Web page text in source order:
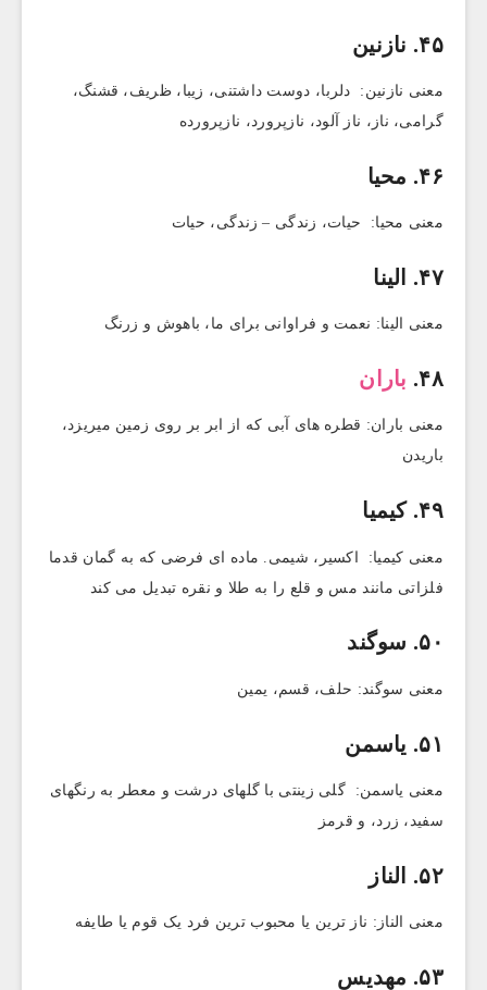
۴۵. نازنین
معنی نازنین: دلربا، دوست داشتنی، زیبا، ظریف، قشنگ،
گرامی، ناز، ناز آلود، نازپرورد، نازپرورده
۴۶. محیا
معنی محیا: حیات، زندگی – زندگی، حیات
۴۷. الینا
معنی الینا: نعمت و فراوانی برای ما، باهوش و زرنگ
۴۸. باران
معنی باران: قطره های آبی که از ابر بر روی زمین میریزد،
باریدن
۴۹. کیمیا
معنی کیمیا: اکسیر، شیمی. ماده ای فرضی که به گمان قدما
فلزاتی مانند مس و قلع را به طلا و نقره تبدیل می کند
۵۰. سوگند
معنی سوگند: حلف، قسم، یمین
۵۱. یاسمن
معنی یاسمن: گلی زینتی با گلهای درشت و معطر به رنگهای
سفید، زرد، و قرمز
۵۲. الناز
معنی الناز: ناز ترین یا محبوب ترین فرد یک قوم یا طایفه
۵۳. مهدیس